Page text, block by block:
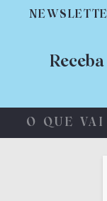
O QUE VAI